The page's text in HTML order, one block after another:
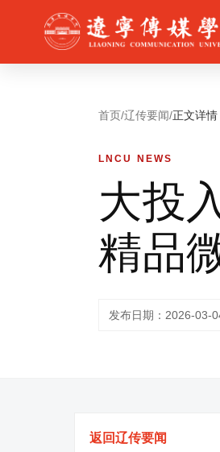
首页/辽传要闻/正文详情
LNCU NEWS
大投
精品
发布日期：2026-03-
返回辽传要闻